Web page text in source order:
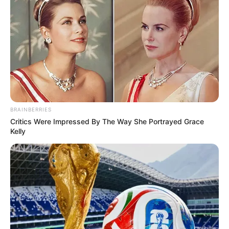
DISIDENCIAS DE LAS FARC
DESPLAZAMIENTO FORZADO
MANTÉNGASE EN ALERTA
Tenemos todas las noticias que le
interesan. Para estar bien informado, por
favor, active las notificaciones de Alerta.
ACTIVAR AHORA
TEMAS DESTACADOS
EMERGENCIAS POR LLUVIAS
BRAINBERRIES
Critics Were Impressed By The Way She Portrayed Grace
Kelly